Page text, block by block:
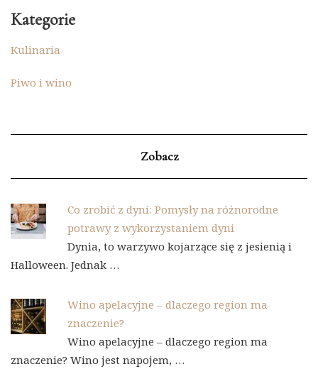
Kategorie
Kulinaria
Piwo i wino
Zobacz
Co zrobić z dyni: Pomysły na różnorodne
potrawy z wykorzystaniem dyni
Dynia, to warzywo kojarzące się z jesienią i
Halloween. Jednak …
Wino apelacyjne – dlaczego region ma
znaczenie?
Wino apelacyjne – dlaczego region ma
znaczenie? Wino jest napojem, …